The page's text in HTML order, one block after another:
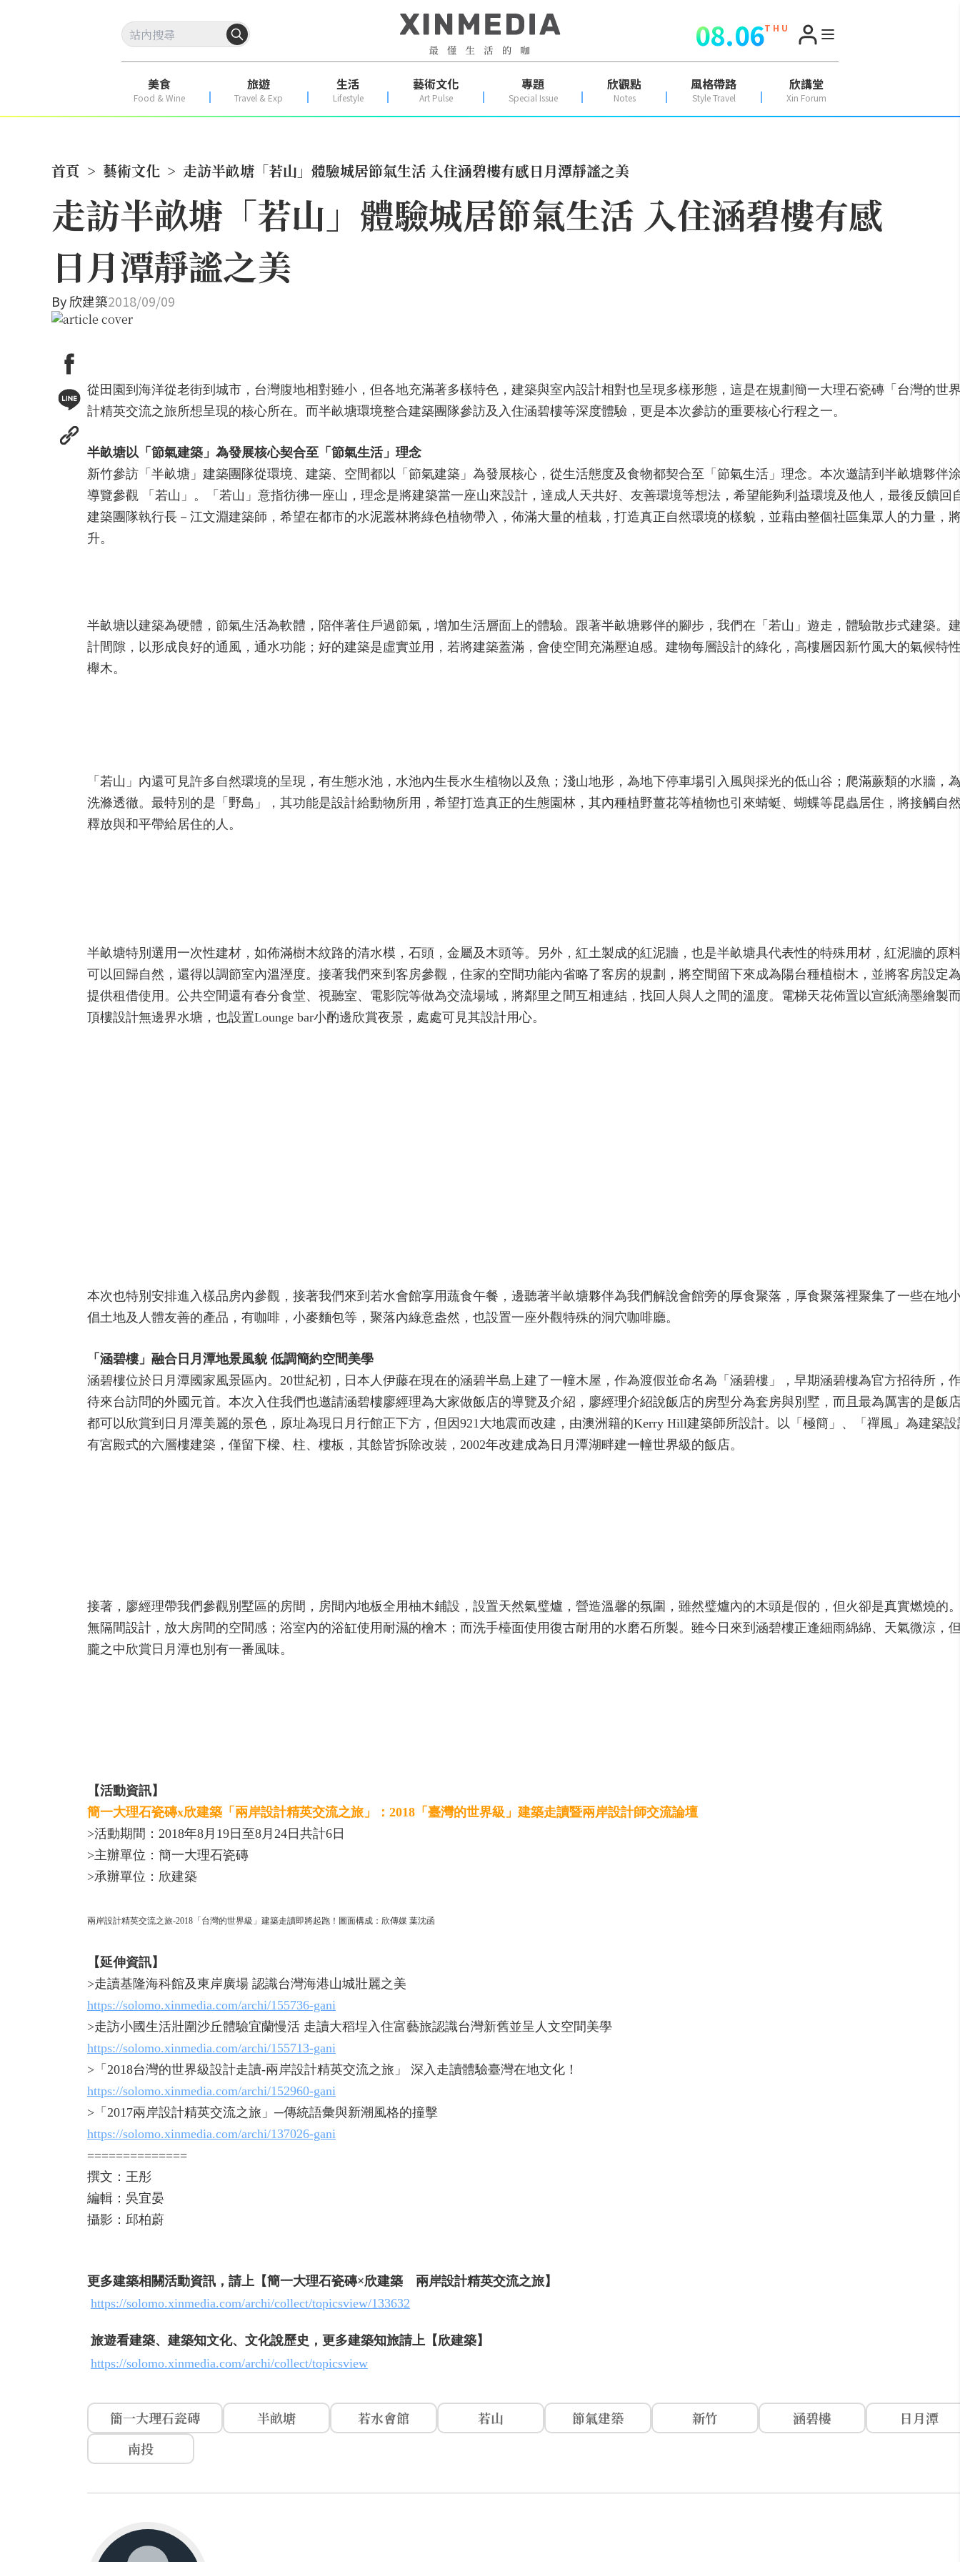
08.06T H U
美食
Food & Wine
旅遊
Travel & Exp
生活
Lifestyle
藝術文化
Art Pulse
專題
Special Issue
欣觀點
Notes
風格帶路
Style Travel
欣講堂
Xin Forum
首頁 > 藝術文化 > 走訪半畝塘「若山」體驗城居節氣生活 入住涵碧樓有感日月潭靜謐之美
走訪半畝塘「若山」體驗城居節氣生活 入住涵碧樓有感
日月潭靜謐之美
By欣建築2018/09/09
從田園到海洋從老街到城市，台灣腹地相對雖小，但各地充滿著多樣特色，建築與室內設計相對也呈現多樣形態，這是在規劃簡一大理石瓷磚「台灣的世
計精英交流之旅所想呈現的核心所在。而半畝塘環境整合建築團隊參訪及入住涵碧樓等深度體驗，更是本次參訪的重要核心行程之一。
半畝塘以「節氣建築」為發展核心契合至「節氣生活」理念
新竹參訪「半畝塘」建築團隊從環境、建築、空間都以「節氣建築」為發展核心，從生活態度及食物都契合至「節氣生活」理念。本次邀請到半畝塘夥伴
導覽參觀 「若山」。「若山」意指彷彿一座山，理念是將建築當一座山來設計，達成人天共好、友善環境等想法，希望能夠利益環境及他人，最後反饋回
建築團隊執行長－江文淵建築師，希望在都市的水泥叢林將綠色植物帶入，佈滿大量的植栽，打造真正自然環境的樣貌，並藉由整個社區集眾人的力量，
升。
半畝塘以建築為硬體，節氣生活為軟體，陪伴著住戶過節氣，增加生活層面上的體驗。跟著半畝塘夥伴的腳步，我們在「若山」遊走，體驗散步式建築。
計間隙，以形成良好的通風，通水功能；好的建築是虛實並用，若將建築蓋滿，會使空間充滿壓迫感。建物每層設計的綠化，高樓層因新竹風大的氣候特
櫸木。
「若山」內還可見許多自然環境的呈現，有生態水池，水池內生長水生植物以及魚；淺山地形，為地下停車場引入風與採光的低山谷；爬滿蕨類的水牆，
洗滌透徹。最特別的是「野島」，其功能是設計給動物所用，希望打造真正的生態園林，其內種植野薑花等植物也引來蜻蜓、蝴蝶等昆蟲居住，將接觸自
釋放與和平帶給居住的人。
半畝塘特別選用一次性建材，如佈滿樹木紋路的清水模，石頭，金屬及木頭等。另外，紅土製成的紅泥牆，也是半畝塘具代表性的特殊用材，紅泥牆的原
可以回歸自然，還得以調節室內溫溼度。 接著我們來到客房參觀，住家的空間功能內省略了客房的規劃，將空間留下來成為陽台種植樹木，並將客房設定
提供租借使用。公共空間還有春分食堂、視聽室、電影院等做為交流場域，將鄰里之間互相連結，找回人與人之間的溫度。電梯天花佈置以宣紙滴墨繪製
頂樓設計無邊界水塘，也設置Lounge bar小酌邊欣賞夜景，處處可見其設計用心。
本次也特別安排進入樣品房內參觀，接著我們來到若水會館享用蔬食午餐，邊聽著半畝塘夥伴為我們解說會館旁的厚食聚落，厚食聚落裡聚集了一些在地
倡土地及人體友善的產品，有咖啡，小麥麵包等，聚落內綠意盎然，也設置一座外觀特殊的洞穴咖啡廳。
「涵碧樓」融合日月潭地景風貌 低調簡約空間美學
涵碧樓位於日月潭國家風景區內。20世紀初，日本人伊藤在現在的涵碧半島上建了一幢木屋，作為渡假並命名為「涵碧樓」，早期涵碧樓為官方招待所，
待來台訪問的外國元首。本次入住我們也邀請涵碧樓廖經理為大家做飯店的導覽及介紹，廖經理介紹說飯店的房型分為套房與別墅，而且最為厲害的是飯
都可以欣賞到日月潭美麗的景色，原址為現日月行館正下方，但因921大地震而改建，由澳洲籍的Kerry Hill建築師所設計。以「極簡」、「禪風」為建築
有宮殿式的六層樓建築，僅留下樑、柱、樓板，其餘皆拆除改裝，2002年改建成為日月潭湖畔建一幢世界級的飯店。
接著，廖經理帶我們參觀別墅區的房間，房間內地板全用柚木鋪設，設置天然氣璧爐，營造溫馨的氛圍，雖然璧爐內的木頭是假的，但火卻是真實燃燒的
無隔間設計，放大房間的空間感；浴室內的浴缸使用耐濕的檜木；而洗手檯面使用復古耐用的水磨石所製。雖今日來到涵碧樓正逢細雨綿綿、天氣微涼，
朧之中欣賞日月潭也別有一番風味。
【活動資訊】
簡一大理石瓷磚x欣建築「兩岸設計精英交流之旅」：2018「臺灣的世界級」建築走讀暨兩岸設計師交流論壇
>活動期間：2018年8月19日至8月24日共計6日
>主辦單位：簡一大理石瓷磚
>承辦單位：欣建築
兩岸設計精英交流之旅-2018「台灣的世界級」建築走讀即將起跑！圖面構成：欣傳媒 葉沈函
【延伸資訊】
>走讀基隆海科館及東岸廣場 認識台灣海港山城壯麗之美
https://solomo.xinmedia.com/archi/155736-gani
>走訪小國生活壯圍沙丘體驗宜蘭慢活 走讀大稻埕入住富藝旅認識台灣新舊並呈人文空間美學
https://solomo.xinmedia.com/archi/155713-gani
>「2018台灣的世界級設計走讀-兩岸設計精英交流之旅」 深入走讀體驗臺灣在地文化！
https://solomo.xinmedia.com/archi/152960-gani
>「2017兩岸設計精英交流之旅」─傳統語彙與新潮風格的撞擊
https://solomo.xinmedia.com/archi/137026-gani
==============
撰文：王彤
編輯：吳宜晏
攝影：邱柏蔚
更多建築相關活動資訊，請上【簡一大理石瓷磚×欣建築 兩岸設計精英交流之旅】
https://solomo.xinmedia.com/archi/collect/topicsview/133632
旅遊看建築、建築知文化、文化說歷史，更多建築知旅請上【欣建築】
https://solomo.xinmedia.com/archi/collect/topicsview
簡一大理石瓷磚 半畝塘 若水會館 若山 節氣建築 新竹 涵碧樓
日月潭
南投